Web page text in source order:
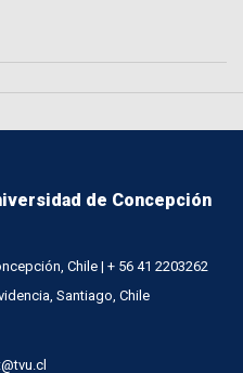
de Concepción
Chile | + 56 41 2203262
Santiago, Chile